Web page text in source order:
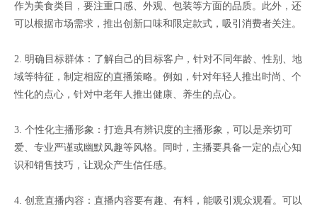
作为美食类目，要注重口感、外观、包装等方面的品质。此外，还
可以根据市场需求，推出创新口味和限定款式，吸引消费者关注。
2. 明确目标群体：了解自己的目标客户，针对不同年龄、性别、地
域等特征，制定相应的直播策略。例如，针对年轻人推出时尚、个
性化的点心，针对中老年人推出健康、养生的点心。
3. 个性化主播形象：打造具有辨识度的主播形象，可以是亲切可
爱、专业严谨或幽默风趣等风格。同时，主播要具备一定的点心知
识和销售技巧，让观众产生信任感。
4. 创意直播内容：直播内容要有趣、有料，能吸引观众观看。可以